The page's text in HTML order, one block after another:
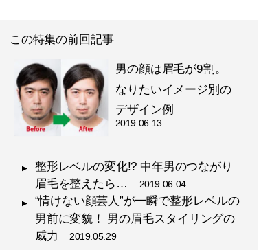
この特集の前回記事
男の顔は眉毛が9割。
なりたいイメージ別の
デザイン例
2019.06.13
整形レベルの変化!? 中年男のつながり
眉毛を整えたら… 2019.06.04
“情けない顔芸人”が一瞬で整形レベルの
男前に変貌！ 男の眉毛スタイリングの
威力 2019.05.29